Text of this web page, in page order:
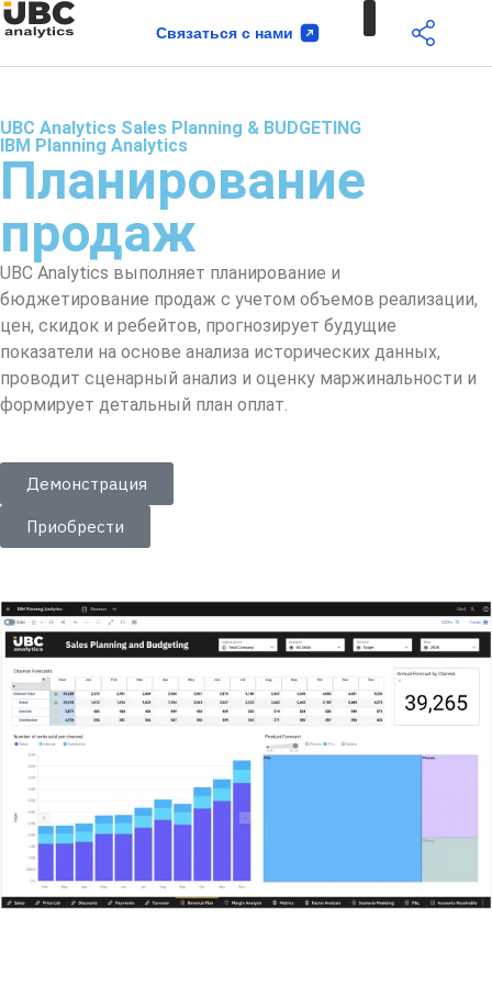
Связаться с нами
UBC Analytics Sales Planning & BUDGETING
IBM Planning Analytics
Планирование
продаж
UBC Analytics выполняет планирование и
бюджетирование продаж с учетом объемов реализации,
цен, скидок и ребейтов, прогнозирует будущие
показатели на основе анализа исторических данных,
проводит сценарный анализ и оценку маржинальности и
формирует детальный план оплат.
Демонстрация
Приобрести